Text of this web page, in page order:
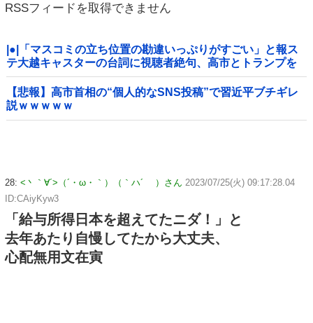
RSSフィードを取得できません
|●|「マスコミの立ち位置の勘違いっぷりがすごい」と報ス
テ大越キャスターの台詞に視聴者絶句、高市とトランプを
同列視させようという思惑がひしひしと
【悲報】高市首相の“個人的なSNS投稿”で習近平ブチギレ
説ｗｗｗｗｗ
28: <丶｀∀´>（´・ω・｀）（｀ハ´ ）さん 2023/07/25(火) 09:17:28.04
ID:CAiyKyw3
「給与所得日本を超えてたニダ！」と
去年あたり自慢してたから大丈夫、
心配無用文在寅